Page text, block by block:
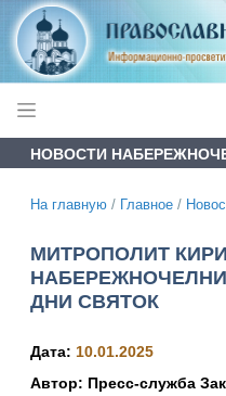
НОВОСТИ
На главную / Главное /
МИТРОПОЛИТ
ДНИ СВЯТОК
Дата: 10.01.2025
Автор: Пресс-служба